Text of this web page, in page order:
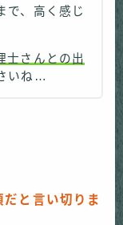
で、高く感じ
士さんとの出
いね…
だと言い切りま